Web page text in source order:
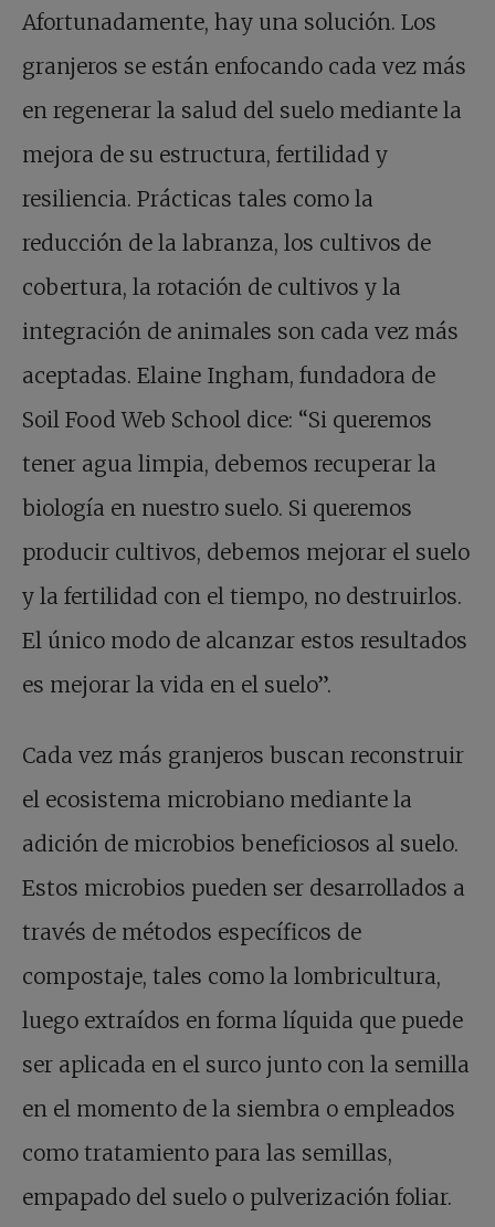
Afortunadamente, hay una solución. Los
granjeros se están enfocando cada vez más
en regenerar la salud del suelo mediante la
mejora de su estructura, fertilidad y
resiliencia. Prácticas tales como la
reducción de la labranza, los cultivos de
cobertura, la rotación de cultivos y la
integración de animales son cada vez más
aceptadas. Elaine Ingham, fundadora de
Soil Food Web School dice: “Si queremos
tener agua limpia, debemos recuperar la
biología en nuestro suelo. Si queremos
producir cultivos, debemos mejorar el suelo
y la fertilidad con el tiempo, no destruirlos.
El único modo de alcanzar estos resultados
es mejorar la vida en el suelo”.
Cada vez más granjeros buscan reconstruir
el ecosistema microbiano mediante la
adición de microbios beneficiosos al suelo.
Estos microbios pueden ser desarrollados a
través de métodos específicos de
compostaje, tales como la lombricultura,
luego extraídos en forma líquida que puede
ser aplicada en el surco junto con la semilla
en el momento de la siembra o empleados
como tratamiento para las semillas,
empapado del suelo o pulverización foliar.